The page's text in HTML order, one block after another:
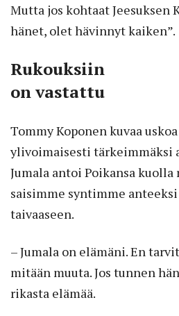
Mutta jos kohtaat Jeesuksen
hänet, olet hävinnyt kaiken”.
Rukouksiin
on vastattu
Tommy Koponen kuvaa
ylivoimaisesti tärkeimmäksi
Jumala antoi Poikansa
saisimme syntimme
taivaaseen.
– Jumala on elämäni. En
mitään muuta. Jos tunnen
rikasta elämää.